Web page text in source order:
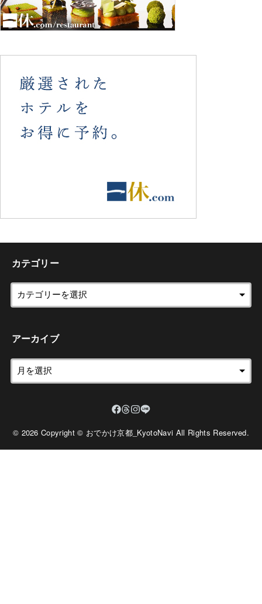
カテゴリー
アーカイブ
© 2026 Copyright © おでかけ京都_KyotoNavi All Rights Reserved.